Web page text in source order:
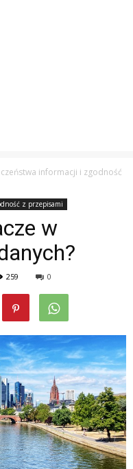
informacji i zgodność
z przepisami
w
259 0